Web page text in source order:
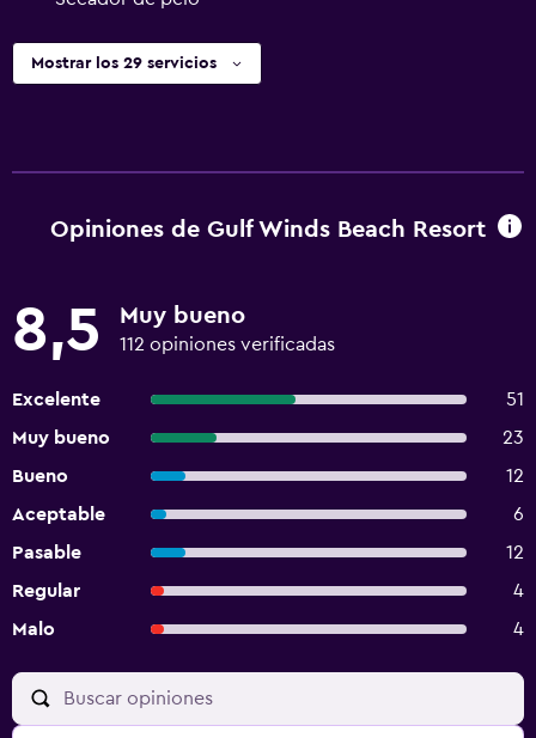
Mostrar los 29 servicios
Opiniones de Gulf Winds Beach Resort
8,5 Muy bueno
112 opiniones verificadas
Excelente
51
Muy bueno
23
Bueno
12
Aceptable
6
Pasable
12
Regular
4
Malo
4